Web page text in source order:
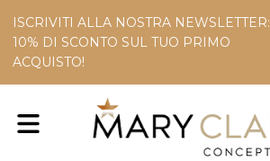
ISCRIVITI ALLA NOSTRA NEWSLETTER:
10% DI SCONTO SUL TUO PRIMO
ACQUISTO!